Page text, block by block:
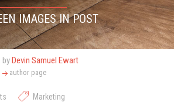
IMAGES IN POST
byDevin Samuel Ewart
author page
Marketing